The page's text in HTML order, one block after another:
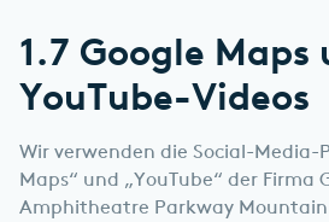
1.7 Google Maps
YouTube-Videos
Wir verwenden die Social-Media-
Maps“ und „YouTube“ der Firma
Amphitheatre Parkway Mountain